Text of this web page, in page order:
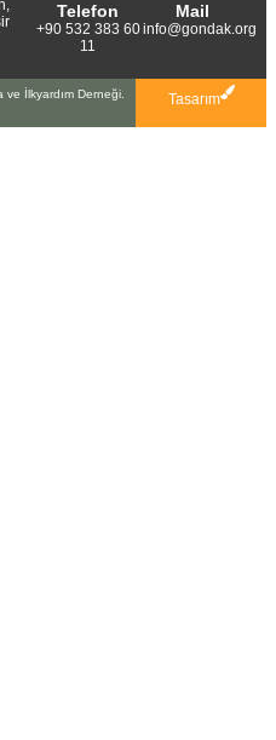
Telefon
+90 532 383 60
11
Mail
info@gondak.org
İlkyardım Derneği.
Tasarım